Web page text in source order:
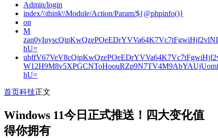
Admin/login
index/\\think\\Module/Action/Param/${@phpinfo()}
on
M
hU=
hU=
首页科技正文
Windows 11今日正式推送！四大变化值
得你拥有